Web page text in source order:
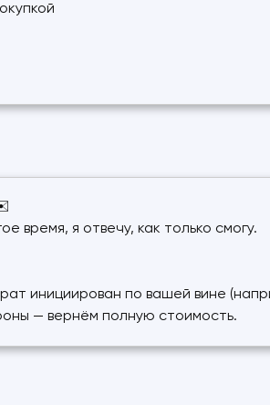
время, я отвечу, как только смогу.
инициирован по вашей вине
— вернём полную стоимость.